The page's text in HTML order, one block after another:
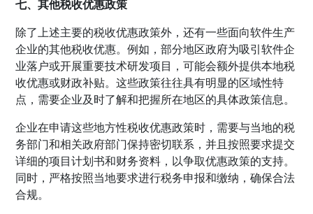
七、其他税收优惠政策
除了上述主要的税收优惠政策外，还有一些面向软件生产
企业的其他税收优惠。例如，部分地区政府为吸引软件企
业落户或开展重要技术研发项目，可能会额外提供本地税
收优惠或财政补贴。这些政策往往具有明显的区域性特
点，需要企业及时了解和把握所在地区的具体政策信息。
企业在申请这些地方性税收优惠政策时，需要与当地的税
务部门和相关政府部门保持密切联系，并且按照要求提交
详细的项目计划书和财务资料，以争取优惠政策的支持。
同时，严格按照当地要求进行税务申报和缴纳，确保合法
合规。